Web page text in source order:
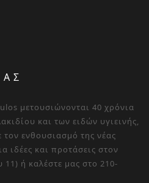
μετουσιώνονται 40 χρόνια
και των ειδών υγιεινής,
τον ενθουσιασμό της νέας
ιδέες και προτάσεις στον
ή καλέστε μας στο 210-